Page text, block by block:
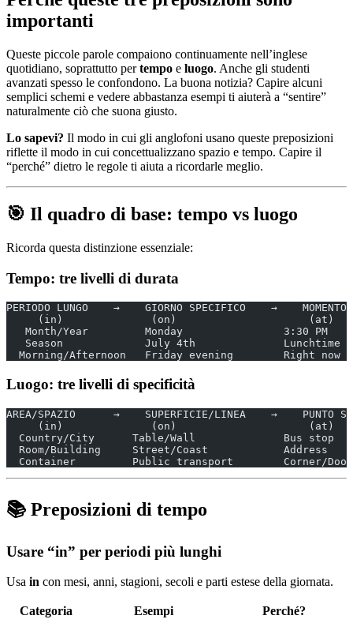
importanti
Queste piccole parole compaiono continuamente nell’inglese
quotidiano, soprattutto pertempo e luogo. Anche gli studenti
avanzati spesso le confondono. La buona notizia? Capire alcuni
semplici schemi e vedere abbastanza esempi ti aiuterà a “sentire”
naturalmente ciò che suona giusto.
Lo sapevi? Il modo in cui gli anglofoni usano queste preposizioni
riflette il modo in cui concettualizzano spazio e tempo. Capire il
“perché” dietro le regole ti aiuta a ricordarle meglio.
🎯 Il quadro di base: tempo vs luogo
Ricorda questa distinzione essenziale:
Tempo: tre livelli di durata
PERIODO LUNGO    →    GIORNO SPECIFICO    →    MOMENTO
     (in)              (on)                     (at)
   Month/Year         Monday                3:30 PM
   Season             July 4th              Lunchtime
  Morning/Afternoon   Friday evening        Right now
Luogo: tre livelli di specificità
AREA/SPAZIO      →    SUPERFICIE/LINEA    →    PUNTO
     (in)              (on)                     (at)
  Country/City      Table/Wall              Bus stop
  Room/Building     Street/Coast            Address
  Container         Public transport        Corner/Door
📚 Preposizioni di tempo
Usare “in” per periodi più lunghi
Usa in con mesi, anni, stagioni, secoli e parti estese della giornata.
Categoria Esempi
Perché?